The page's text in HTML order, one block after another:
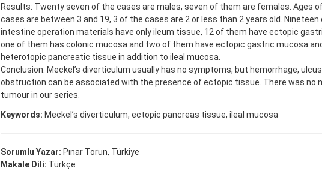
Results: Twenty seven of the cases are males, seven of them are females. Ages
cases are between 3 and 19, 3 of the cases are 2 or less than 2 years old. Nineteen
intestine operation materials have only ileum tissue, 12 of them have ectopic
one of them has colonic mucosa and two of them have ectopic gastric mucosa
heterotopic pancreatic tissue in addition to ileal mucosa.
Conclusion: Meckel’s diverticulum usually has no symptoms, but hemorrhage,
obstruction can be associated with the presence of ectopic tissue. There was no
tumour in our series.
Keywords: Meckel’s diverticulum, ectopic pancreas tissue, ileal mucosa
Sorumlu Yazar: Pınar Torun, Türkiye
Makale Dili: Türkçe